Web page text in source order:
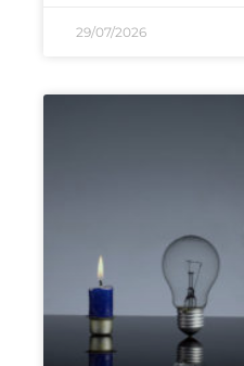
29/07/2026